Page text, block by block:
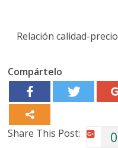
Relación calidad-precio
Compártelo
Share This Post: 0